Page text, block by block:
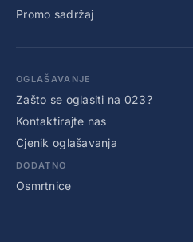
Promo sadržaj
OGLAŠAVANJE
Zašto se oglasiti na 023?
Kontaktirajte nas
Cjenik oglašavanja
DODATNO
Osmrtnice